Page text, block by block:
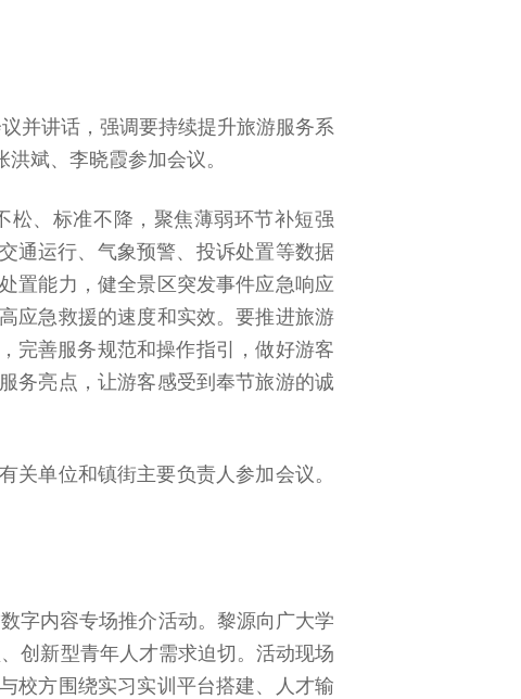
并讲话，强调要持续提升旅游服务系
斌、李晓霞参加会议。
松、标准不降，聚焦薄弱环节补短强
通运行、气象预警、投诉处置等数据
置能力，健全景区突发事件应急响应
应急救援的速度和实效。要推进旅游
完善服务规范和操作指引，做好游客
务亮点，让游客感受到奉节旅游的诚
单位和镇街主要负责人参加会议。
字内容专场推介活动。黎源向广大学
创新型青年人才需求迫切。活动现场
校方围绕实习实训平台搭建、人才输